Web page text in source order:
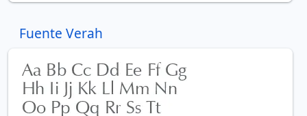
Fuente Verah